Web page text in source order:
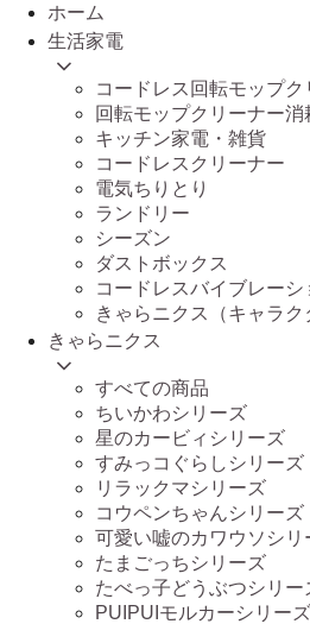
ホーム
生活家電
コードレス回転モップク
回転モップクリーナー消
キッチン家電・雑貨
コードレスクリーナー
電気ちりとり
ランドリー
シーズン
ダストボックス
コードレスバイブレー
きゃらニクス（キャラク
きゃらニクス
すべての商品
ちいかわシリーズ
星のカービィシリーズ
すみっコぐらしシリーズ
リラックマシリーズ
コウペンちゃんシリーズ
可愛い嘘のカワウソシリ
たまごっちシリーズ
たべっ子どうぶつシリー
PUIPUIモルカーシリーズ